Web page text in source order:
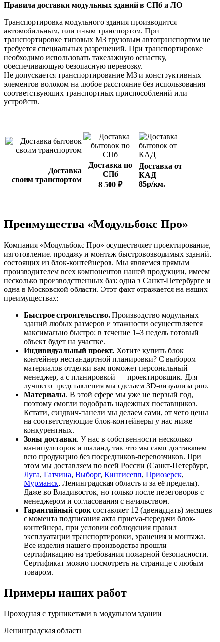
Правила доставки модульных зданий в СПб и ЛО
Транспортировка модульного здания производится
автомобильным, или иным транспортом. При
транспортировке типовых МЗ грузовым автотранспортом не
требуется специальных разрешений. При транспортировке
необходимо использовать такелажную оснастку,
обеспечивающую безопасную перевозку.
Не допускается транспортирование МЗ и конструктивных
элементов волоком на любое расстояние без использования
соответствующих транспортных приспособлений или
устройств.
Доставка
своим транспортом
Доставка по
СПб
8 500 ₽
Доставка от
КАД
85р/км.
Преимущества «Модульбокс Про»
Компания «Модульбокс Про» осуществляет проектирование,
изготовление, продажу и монтаж быстровозводимых зданий,
состоящих из блок-контейнеров. Мы являемся прямым
производителем всех компонентов нашей продукции, имеем
несколько производственных баз: одна в Санкт-Петербурге и
одна в Московской области. Этот факт отражается на наших
преимуществах:
Быстрое строительство. Производство модульных
зданий любых размеров и этажности осуществляется
максимально быстро: в течение 1–3 недель готовый
объект будет на участке.
Индивидуальный проект. Хотите купить блок
контейнер нестандартной планировки? С выбором
материалов отделки вам поможет персональный
менеджер, а с планировкой — проектировщик. Для
лучшего представления мы сделаем 3D-визуализацию.
Материалы. В этой сфере мы уже не первый год,
поэтому смогли подобрать надежных поставщиков.
Кстати, сэндвич-панели мы делаем сами, от чего цены
на соответствующие блок-контейнеры у нас ниже
конкурентных.
Зоны доставки. У нас в собственности несколько
манипуляторов и шаланд, так что мы сами доставляем
всю продукцию без посредников-перевозчиков. При
этом мы доставляем по всей России (Санкт-Петербург,
Луга, Гатчина, Выборг, Кингисепп, Приозерск,
Мурманск, Ленинградская область и за её пределы).
Даже во Владивосток, но только после переговоров с
менеджером и согласования с начальством.
Гарантийный срок составляет 12 (двенадцать) месяцев
с момента подписания акта приема-передачи блок-
контейнера, при условии соблюдения правил
эксплуатации транспортировки, хранения и монтажа.
Все изделия нашего производства прошли
сертификацию на требования пожарной безопасности.
Сертификат можно посмотреть на странице с любым
товаром.
Примеры наших работ
Проходная с турникетами в модульном здании
Ленинградская область